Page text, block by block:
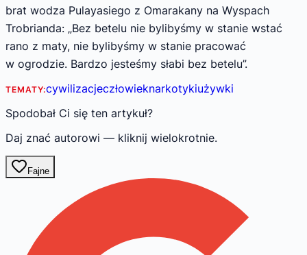
brat wodza Pulayasiego z Omarakany na Wyspach
Trobrianda: „Bez betelu nie bylibyśmy w stanie wstać
rano z maty, nie bylibyśmy w stanie pracować
w ogrodzie. Bardzo jesteśmy słabi bez betelu”.
TEMATY:cywilizacjeczłowieknarkotykiużywki
Spodobał Ci się ten artykuł?
Daj znać autorowi — kliknij wielokrotnie.
Fajne